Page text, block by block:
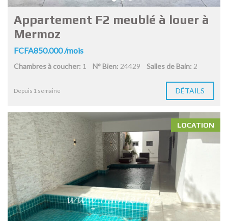
Appartement F2 meublé à louer à
Mermoz
FCFA850.000 /mois
Chambres à coucher: 1 N° Bien: 24429 Salles de Bain: 2
Depuis 1 semaine DÉTAILS
LOCATION